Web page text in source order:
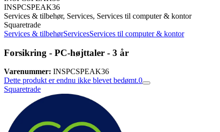
INSPCSPEAK36
Services & tilbehør, Services, Services til computer & kontor
Squaretrade
Services & tilbehørServicesServices til computer & kontor
Forsikring - PC-højttaler - 3 år
Varenummer: INSPCSPEAK36
Dette produkt er endnu ikke blevet bedømt.0
Squaretrade